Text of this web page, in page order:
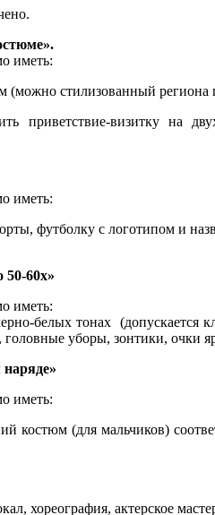
иметь:
стилизованный региона
приветствие-визитку на
иметь:
футболку с логотипом и
60х»
иметь:
белых тонах
уборы, зонтики, очки
иметь:
костюм (для мальчиков)
хореография, актерское